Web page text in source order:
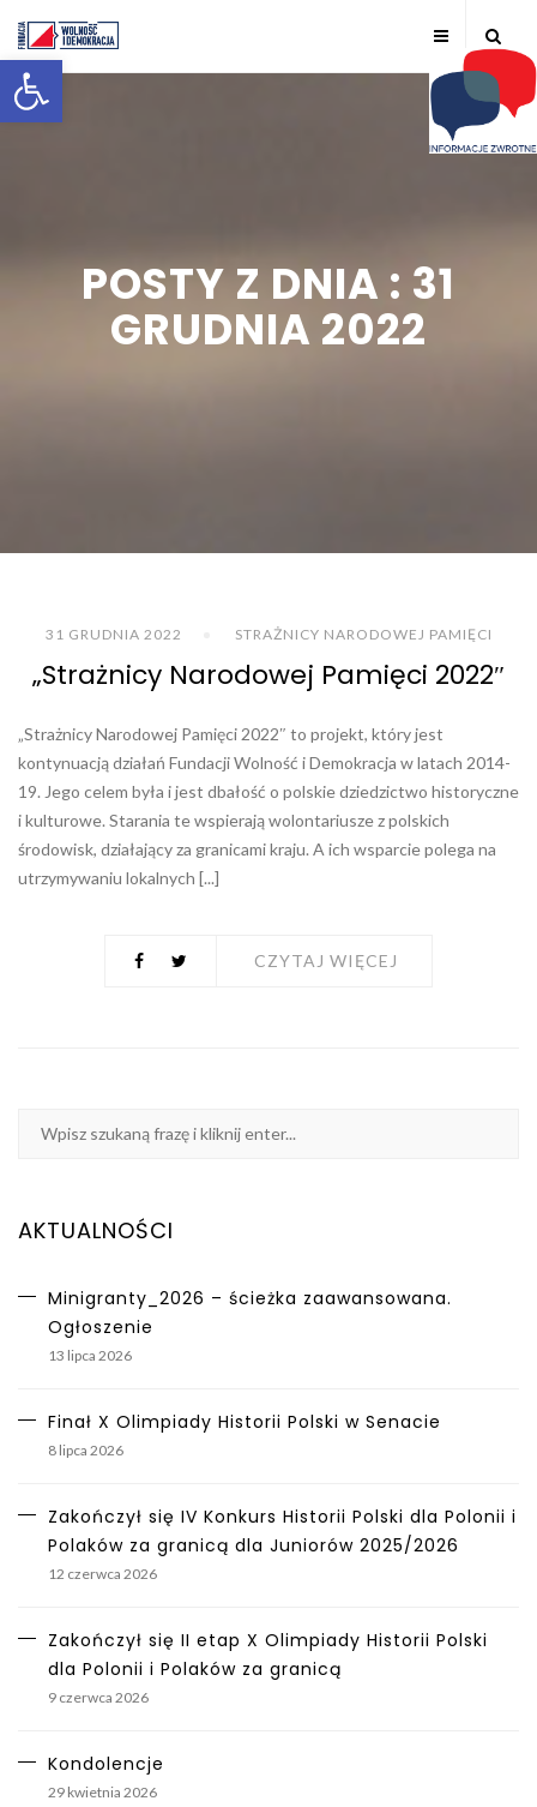
Otwórz pasek narzędzi
POSTY Z DNIA : 31
GRUDNIA 2022
31 GRUDNIA 2022 STRAŻNICY NARODOWEJ PAMIĘCI
„Strażnicy Narodowej Pamięci 2022″
„Strażnicy Narodowej Pamięci 2022″ to projekt, który jest
kontynuacją działań Fundacji Wolność i Demokracja w latach 2014-
19. Jego celem była i jest dbałość o polskie dziedzictwo historyczne
i kulturowe. Starania te wspierają wolontariusze z polskich
środowisk, działający za granicami kraju. A ich wsparcie polega na
utrzymywaniu lokalnych [...]
CZYTAJ WIĘCEJ
AKTUALNOŚCI
Minigranty_2026 – ścieżka zaawansowana.
Ogłoszenie
13 lipca 2026
Finał X Olimpiady Historii Polski w Senacie
8 lipca 2026
Zakończył się IV Konkurs Historii Polski dla Polonii i
Polaków za granicą dla Juniorów 2025/2026
12 czerwca 2026
Zakończył się II etap X Olimpiady Historii Polski
dla Polonii i Polaków za granicą
9 czerwca 2026
Kondolencje
29 kwietnia 2026